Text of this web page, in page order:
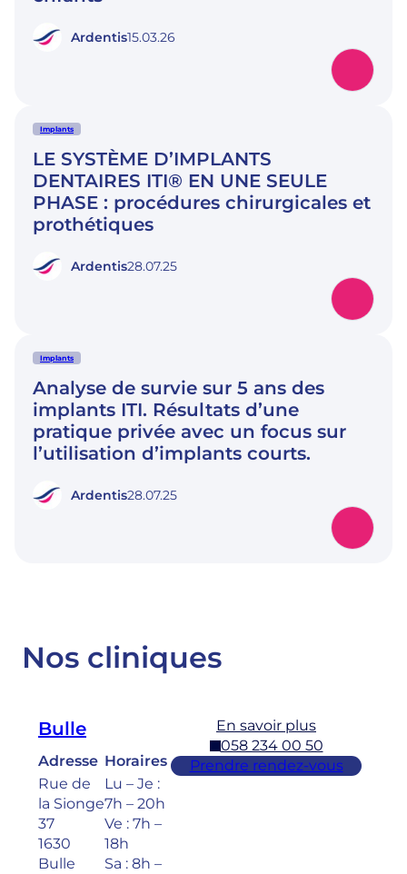
Ardentis15.03.26
Implants
LE SYSTÈME D’IMPLANTS
DENTAIRES ITI® EN UNE SEULE
PHASE : procédures chirurgicales et
prothétiques
Ardentis28.07.25
Implants
Analyse de survie sur 5 ans des
implants ITI. Résultats d’une
pratique privée avec un focus sur
l’utilisation d’implants courts.
Ardentis28.07.25
Nos cliniques
Bulle
Adresse
Rue de
la Sionge
37
1630
Bulle
Horaires
Lu – Je :
7h – 20h
Ve : 7h –
18h
Sa : 8h –
En savoir plus
058 234 00 50
Prendre rendez-vous